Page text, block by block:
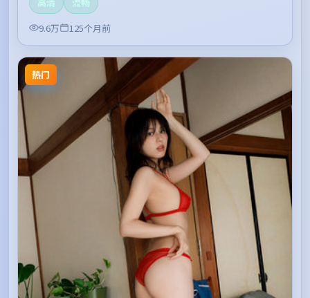
9.6万
125个月前
热门